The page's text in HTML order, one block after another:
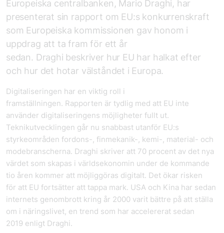
Europeiska centralbanken, Mario Draghi, har
presenterat sin rapport om EU:s konkurrenskraft
som Europeiska kommissionen gav honom i
uppdrag att ta fram för ett år
sedan. Draghi beskriver hur EU har halkat efter
och hur det hotar välståndet i Europa.
Digitaliseringen har en viktig roll i
framställningen. Rapporten är tydlig med att EU inte
använder digitaliseringens möjligheter fullt ut.
Teknikutvecklingen går nu snabbast utanför EU:s
styrkeområden fordons-, finmekanik-, kemi-, material- och
modebranscherna. Draghi skriver att 70 procent av det nya
värdet som skapas i världsekonomin under de kommande
tio åren kommer att möjliggöras digitalt. Det ökar risken
för att EU fortsätter att tappa mark. USA och Kina har sedan
internets genombrott kring år 2000 varit bättre på att ställa
om i näringslivet, en trend som har accelererat sedan
2019 enligt Draghi.